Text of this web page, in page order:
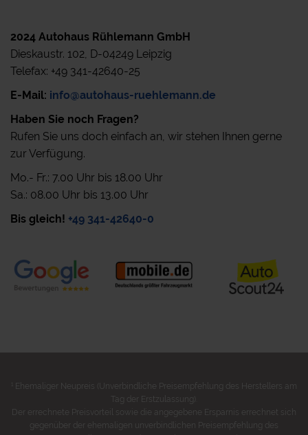
2024 Autohaus Rühlemann GmbH
Dieskaustr. 102, D-04249 Leipzig
Telefax: +49 341-42640-25
E-Mail: info@autohaus-ruehlemann.de
Haben Sie noch Fragen?
Rufen Sie uns doch einfach an, wir stehen Ihnen gerne
zur Verfügung.
Mo.- Fr.: 7.00 Uhr bis 18.00 Uhr
Sa.: 08.00 Uhr bis 13.00 Uhr
Bis gleich! +49 341-42640-0
Ehemaliger Neupreis (Unverbindliche Preisempfehlung des Herstellers am
Tag der Erstzulassung).
Der errechnete Preisvorteil sowie die angegebene Ersparnis errechnet sich
gegenüber der ehemaligen unverbindlichen Preisempfehlung des